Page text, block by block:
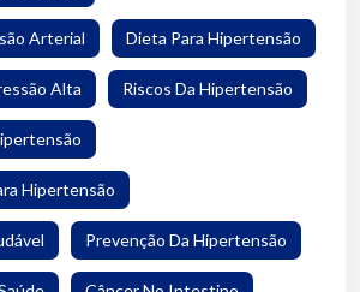
Arterial Dieta Para Hipertensão
Alta Riscos Da Hipertensão
Hipertensão
Prevenção Da Hipertensão